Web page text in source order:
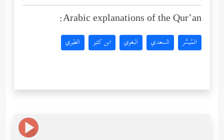
Arabic explanations of the Qur’an:
المُيسَّر السعدي البغوي ابن كثير الطبري